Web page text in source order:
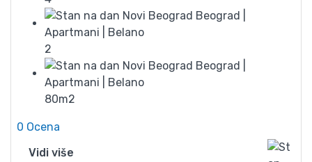
2
80m2
0 Ocena
Vidi više